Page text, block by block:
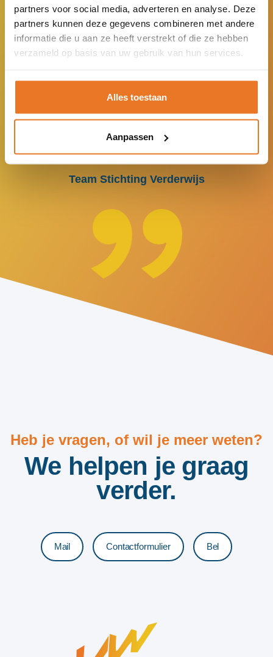
partners voor social media, adverteren en analyse. Deze
partners kunnen deze gegevens combineren met andere
informatie die u aan ze heeft verstrekt of die ze hebben
verzameld op basis van uw gebruik van hun services.
Alles toestaan
Aanpassen
We zijn maatschappelijk
ondersteunend. Leerlingen die ergens
anders uit vallen, krijgen weer een
kans op onze school.
Team Stichting Verderwijs
Heb je vragen, of wil je meer weten?
We helpen je graag
verder.
Mail Contactformulier Bel